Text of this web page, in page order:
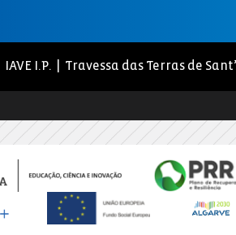
IAVE I.P. | Travessa das Terras de